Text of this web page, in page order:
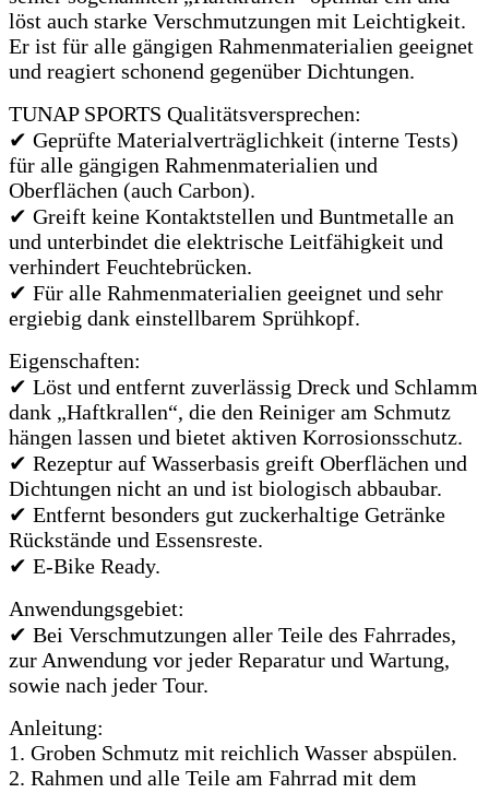
löst auch starke Verschmutzungen mit Leichtigkeit.
Er ist für alle gängigen Rahmenmaterialien geeignet
und reagiert schonend gegenüber Dichtungen.
TUNAP SPORTS Qualitätsversprechen:
✔ Geprüfte Materialverträglichkeit (interne Tests)
für alle gängigen Rahmenmaterialien und
Oberflächen (auch Carbon).
✔ Greift keine Kontaktstellen und Buntmetalle an
und unterbindet die elektrische Leitfähigkeit und
verhindert Feuchtebrücken.
✔ Für alle Rahmenmaterialien geeignet und sehr
ergiebig dank einstellbarem Sprühkopf.
Eigenschaften:
✔ Löst und entfernt zuverlässig Dreck und Schlamm
dank „Haftkrallen“, die den Reiniger am Schmutz
hängen lassen und bietet aktiven Korrosionsschutz.
✔ Rezeptur auf Wasserbasis greift Oberflächen und
Dichtungen nicht an und ist biologisch abbaubar.
✔ Entfernt besonders gut zuckerhaltige Getränke
Rückstände und Essensreste.
✔ E-Bike Ready.
Anwendungsgebiet:
✔ Bei Verschmutzungen aller Teile des Fahrrades,
zur Anwendung vor jeder Reparatur und Wartung,
sowie nach jeder Tour.
Anleitung:
1. Groben Schmutz mit reichlich Wasser abspülen.
2. Rahmen und alle Teile am Fahrrad mit dem